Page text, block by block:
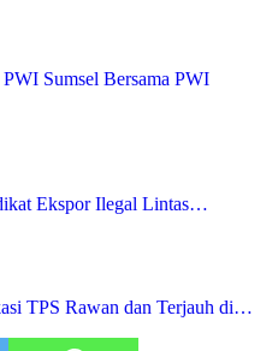
Sumsel Bersama PWI
Ekspor Ilegal Lintas…
TPS Rawan dan Terjauh di…